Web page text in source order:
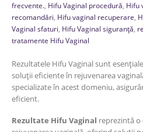
frecvente. Hifu Vaginal procedură Hifu
recomandări Hifu vaginal recuperare
Vaginal sfaturi Hifu Vaginal siguranță
tratamente Hifu Vaginal
Rezultatele Hifu Vaginal sunt
soluții eficiente în rejuvenarea
specializate în acest domeniu,
eficient.
Rezultate Hifu Vaginal reprezintă